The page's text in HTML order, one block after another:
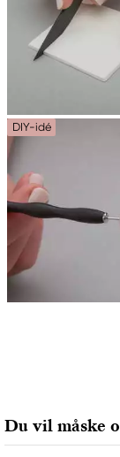
DIY-idé
Du vil måske